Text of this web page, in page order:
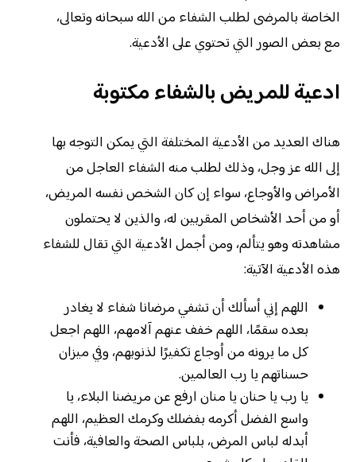
الخاصة بالمرضى لطلب الشفاء من الله سبحانه وتعالى،
مع بعض الصور التي تحتوي على الأدعية.
ادعية للمريض بالشفاء مكتوبة
هناك العديد من الأدعية المختلفة التي يمكن التوجه بها
إلى الله عز وجل، وذلك لطلب منه الشفاء العاجل من
الأمراض والأوجاع، سواء إن كان الشخص نفسه المريض،
أو من أحد الأشخاص المقربين له، والذين لا يحتملون
مشاهدته وهو يتألم، ومن أجمل الأدعية التي تقال للشفاء
هذه الأدعية الآتية:
اللهم إني أسألك أن تشفي مرضانا شفاء لا يغادر
بعده سقمًا، اللهم خفف عنهم آلامهم، اللهم اجعل
كل ما يرونه من أوجاع تكفيرًا لذنوبهم، وفي ميزان
حسناتهم يا رب العالمين.
يا رب يا حنان يا منان ارفع عن مريضنا البلاء، يا
واسع الفضل أكرمه بفضلك وكرمك العظيم، اللهم
أبدله لباس المرض، بلباس الصحة والعافية، فأنت